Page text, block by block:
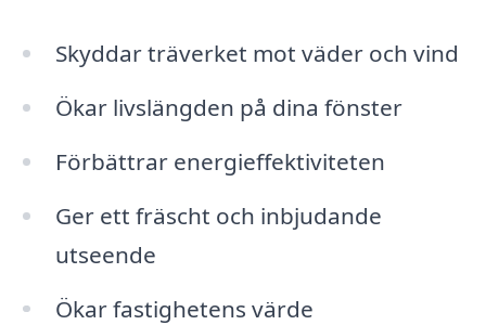
Skyddar träverket mot väder och vind
Ökar livslängden på dina fönster
Förbättrar energieffektiviteten
Ger ett fräscht och inbjudande
utseende
Ökar fastighetens värde